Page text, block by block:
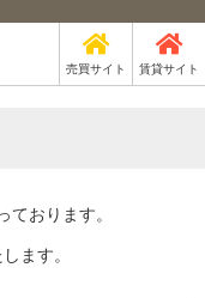
売買サイト 賃貸サイト
ております。
ます。